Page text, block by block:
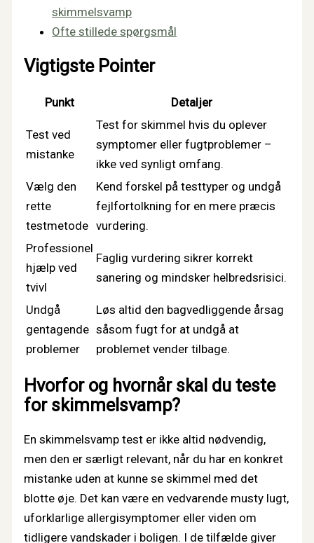
skimmelsvamp
Ofte stillede spørgsmål
Vigtigste Pointer
Punkt Detaljer
Test ved
mistanke
Test for skimmel hvis du oplever
symptomer eller fugtproblemer –
ikke ved synligt omfang.
Vælg den
rette
testmetode
Kend forskel på testtyper og undgå
fejlfortolkning for en mere præcis
vurdering.
Professionel
hjælp ved
tvivl
Faglig vurdering sikrer korrekt
sanering og mindsker helbredsrisici.
Undgå
gentagende
problemer
Løs altid den bagvedliggende årsag
såsom fugt for at undgå at
problemet vender tilbage.
Hvorfor og hvornår skal du teste
for skimmelsvamp?
En skimmelsvamp test er ikke altid nødvendig,
men den er særligt relevant, når du har en konkret
mistanke uden at kunne se skimmel med det
blotte øje. Det kan være en vedvarende musty lugt,
uforklarlige allergisymptomer eller viden om
tidligere vandskader i boligen. I de tilfælde giver